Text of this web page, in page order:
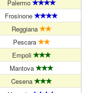
Palermo
Frosinone
Reggiana
Pescara
Empoli
Mantova
Cesena